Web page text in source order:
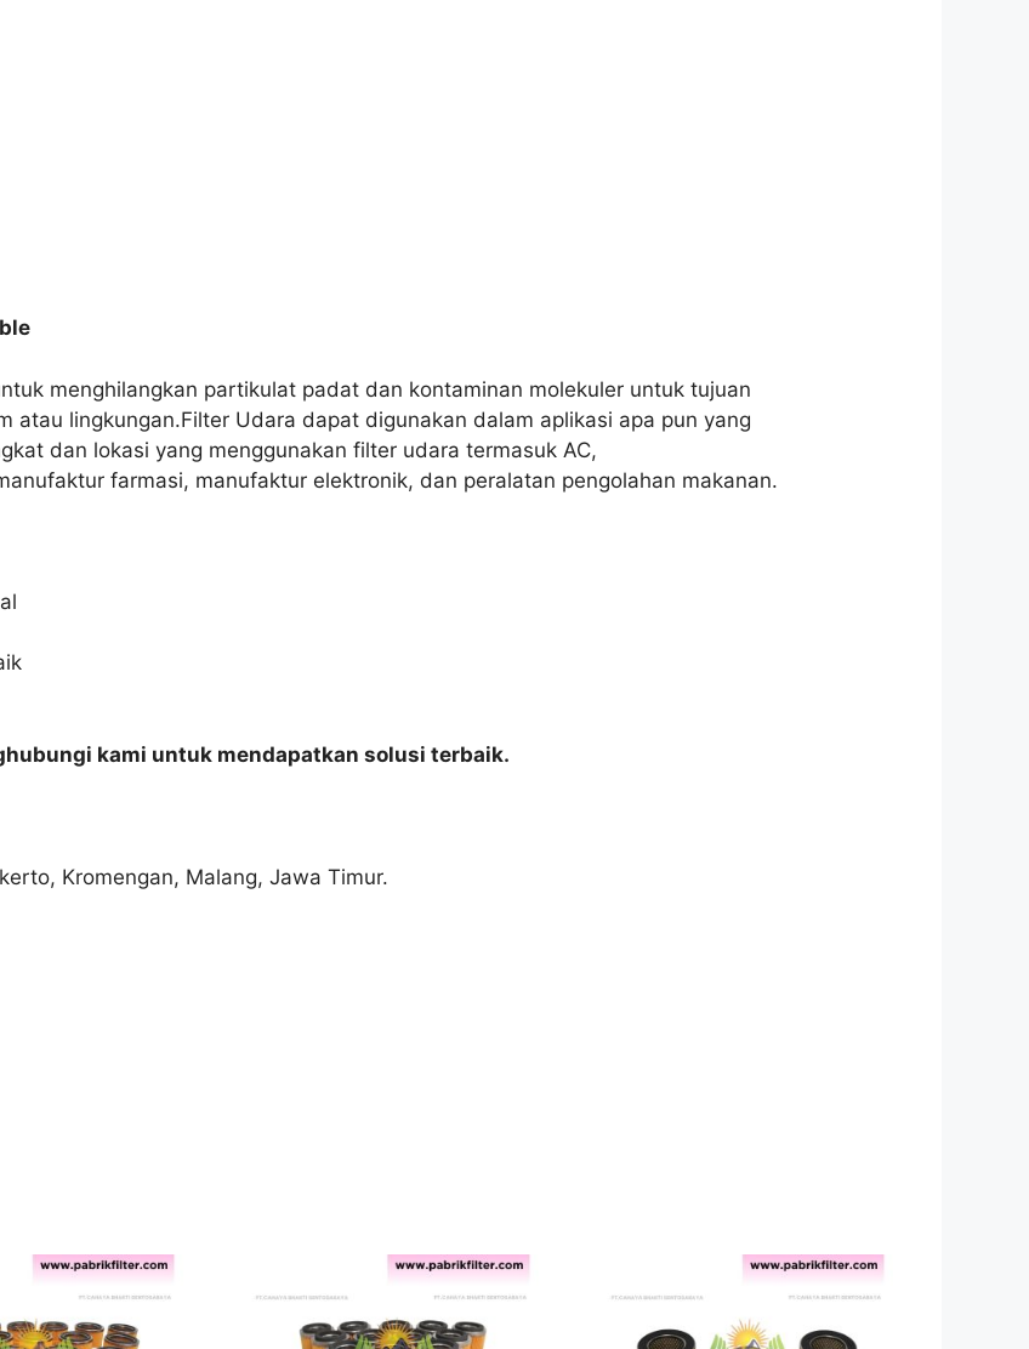
menghilangkan partikulat padat dan kontaminan molekuler untuk tujuan
atau lingkungan.Filter Udara dapat digunakan dalam aplikasi apa pun yang
dan lokasi yang menggunakan filter udara termasuk AC,
farmasi, manufaktur elektronik, dan peralatan pengolahan makanan.
kami untuk mendapatkan solusi terbaik.
Kromengan, Malang, Jawa Timur.